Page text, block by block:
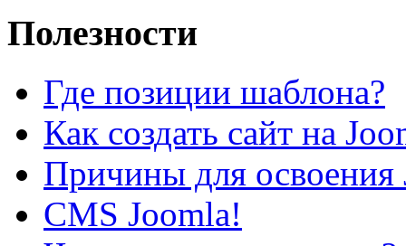
Полезности
Где позиции шаблона?
Как создать сайт на
Причины для освоения
CMS Joomla!